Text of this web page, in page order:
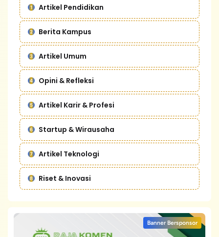
Artikel Pendidikan
Berita Kampus
Artikel Umum
Opini & Refleksi
Artikel Karir & Profesi
Startup & Wirausaha
Artikel Teknologi
Riset & Inovasi
Banner Bersponsor